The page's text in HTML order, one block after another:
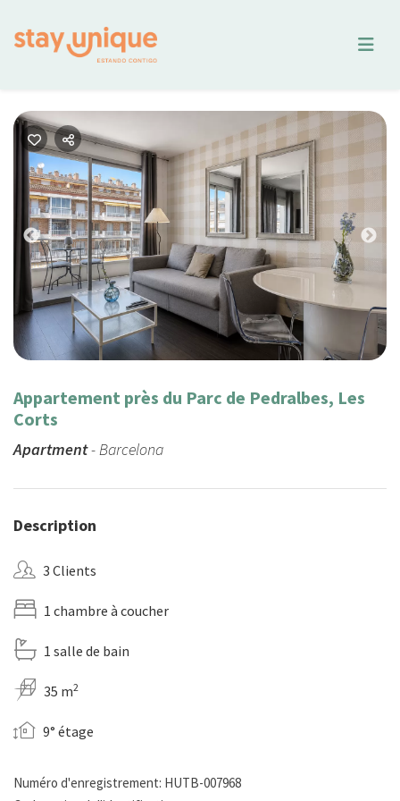
Previous
Appartement près du Parc de Pedralbes, Les
Corts
Apartment- Barcelona
Description
3 Clients
1 chambre à coucher
1 salle de bain
35 m2
9° étage
Numéro d'enregistrement: HUTB-007968